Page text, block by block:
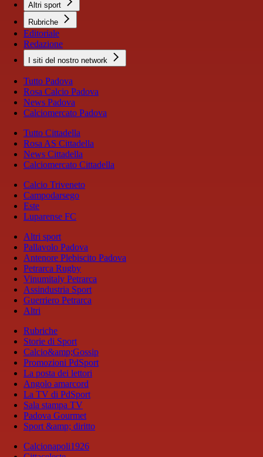
Altri sport
Rubriche
Editoriale
Redazione
I siti del nostro network
Tutto Padova
Rosa Calcio Padova
News Padova
Calciomercato Padova
Tutto Cittadella
Rosa AS Cittadella
News Cittadella
Calciomercato Cittadella
Calcio Triveneto
Campodarsego
Este
Luparense FC
Altri sport
Pallavolo Padova
Antenore Plebiscito Padova
Petrarca Rugby
Vinumitaly Petrarca
Assindustria Sport
Guerriero Petrarca
Altri
Rubriche
Storie di Sport
Calcio&amp;Gossip
Promozioni PdSport
La posta dei lettori
Angolo amarcord
La TV di PdSport
Sala stampa TV
Padova Gourmet
Sport &amp; diritto
Calcionapoli1926